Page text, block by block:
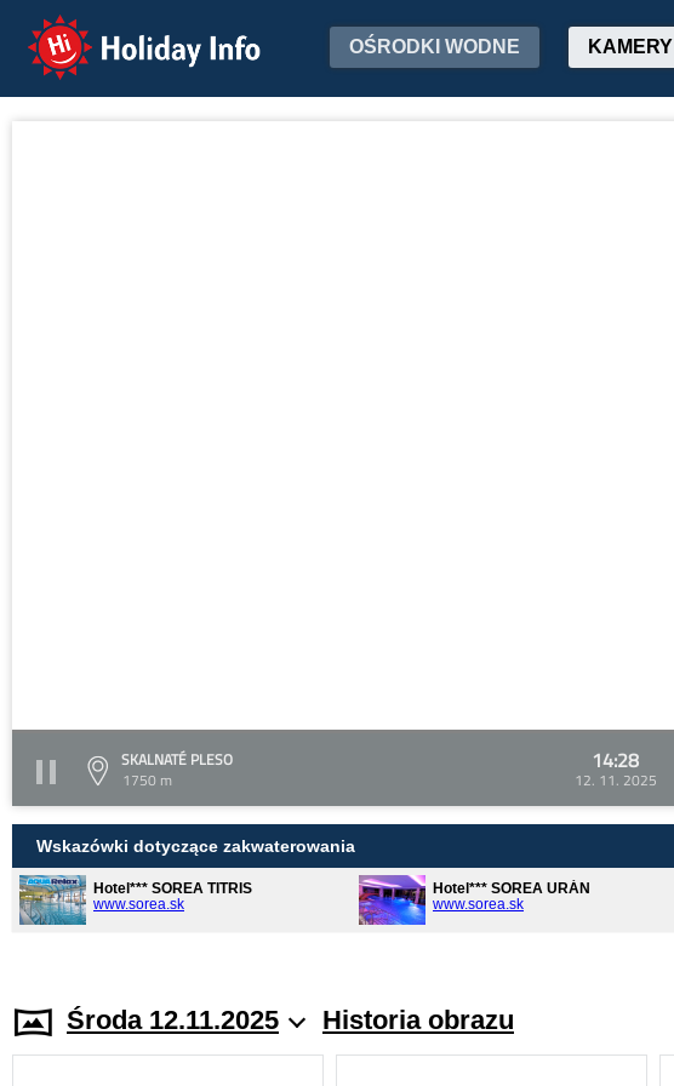
Holiday Info OŚRODKI WODNE KAMERY
SKALNATÉ PLESO
1750 m
14:28
12. 11. 2025
Wskazówki dotyczące zakwaterowania
Hotel*** SOREA TITRIS
www.sorea.sk
Hotel*** SOREA URÁN
www.sorea.sk
Środa 12.11.2025 Historia obrazu